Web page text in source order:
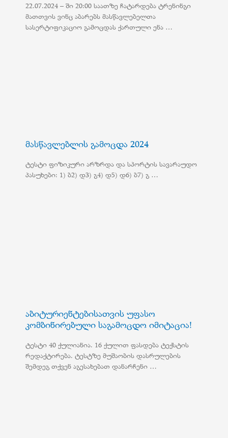
22.07.2024 – ში 20:00 საათზე ჩატარდება ტრენინგი
მათთვის ვინც აბარებს მასწავლებელთა
სასერტიფიკაციო გამოცდას ქართული ენა …
მასწავლებლის გამოცდა 2024
ტესტი ფიზიკური არზრდა და სპორტის სავარაუდო
პასუხები: 1) ბ2) დ3) გ4) დ5) დ6) ბ7) გ …
აბიტურიენტებისათვის უფასო
კომბინირებული საგამოცდო იმიტაცია!
ტესტი 40 ქულიანია. 16 ქულით ფასდება ტექსტის
რედაქტირება. ტესტზე მუშაობის დასრულების
შემდეგ თქვენ აგესახებათ დანარჩენი …